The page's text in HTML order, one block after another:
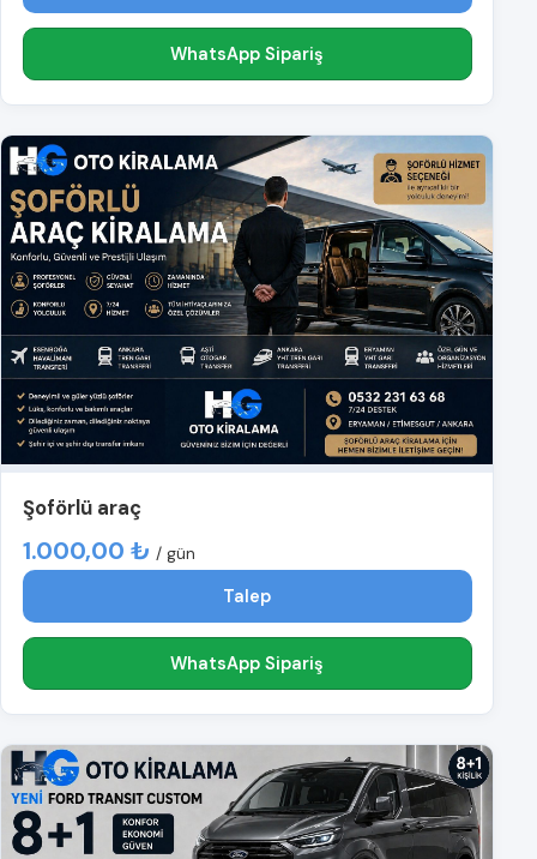
WhatsApp Sipariş
Şoförlü araç
1.000,00 ₺ / gün
Talep
WhatsApp Sipariş